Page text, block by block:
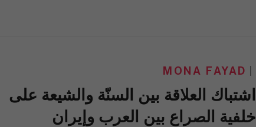
MONA FAYAD
اشتباك العلاقة بين السنّة والشيعة على
خلفية الصراع بين العرب وإيران